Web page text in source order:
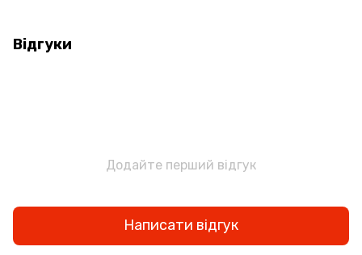
Відгуки
Додайте перший відгук
Написати відгук